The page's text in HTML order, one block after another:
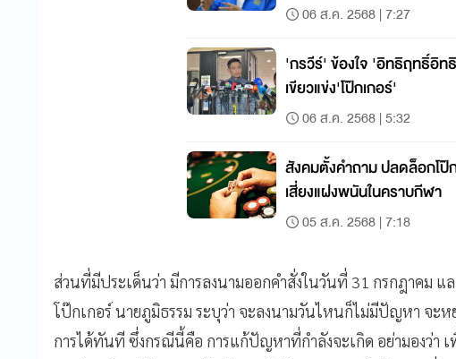
06 ส.ค. 2568 | 7:27
'กรวีร์' ข้องใจ 'อิทธิฤทธิ์อิท
เขียวแข่ง'โป๊กเกอร์'
06 ส.ค. 2568 | 5:32
สังคมตั้งคำถาม ปลดล็อกโป๊
เสี่ยงแฝงพนันในคราบกีฬา
05 ส.ค. 2568 | 7:18
ส่วนที่มีประเด็นว่า มีการลงนามออกคำสั่งในวันที่ 31 กรกฎาคม แ
โป๊กเกอร์ นายภูมิธรรม ระบุว่า จะลงนามวันไหนก็ไม่มีปัญหา จะ
การได้ทันที ซึ่งกรณีนี้คือ การแก้ปัญหาที่กำลังจะเกิด อย่ามองว่า เ